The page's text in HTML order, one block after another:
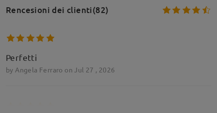
Rencesioni dei clienti(82)
Perfetti
by Angela Ferraro on Jul 27 , 2026